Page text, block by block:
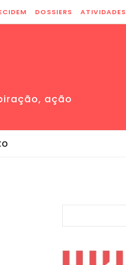
DOSSIERS ATIVIDADES
ação